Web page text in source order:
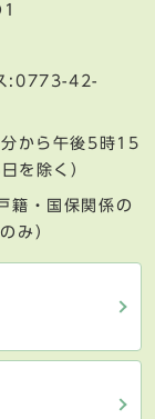
:0773-42-
から午後5時15
を除く）
籍・国保関係の
み）